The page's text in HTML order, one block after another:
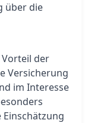
über die
der
Versicherung
im Interesse